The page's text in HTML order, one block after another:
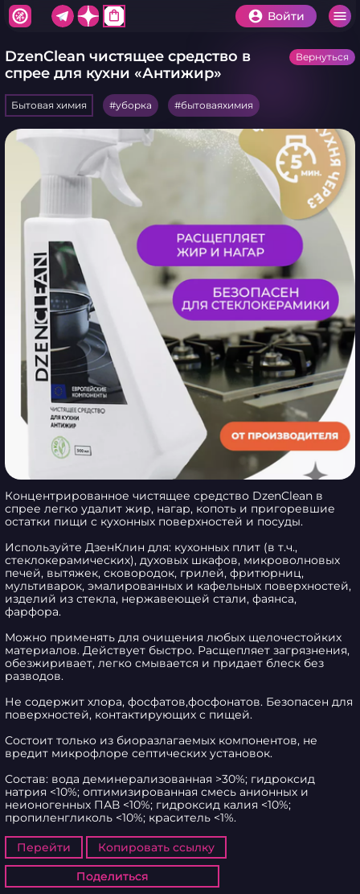
shopping_bag Войти
DzenClean чистящее средство в
спрее для кухни «Антижир»
Вернуться
Бытовая химия уборка бытоваяхимия
Концентрированное чистящее средство DzenClean в
спрее легко удалит жир, нагар, копоть и пригоревшие
остатки пищи с кухонных поверхностей и посуды.
Используйте ДзенКлин для: кухонных плит (в т.ч.,
стеклокерамических), духовых шкафов, микроволновых
печей, вытяжек, сковородок, грилей, фритюрниц,
мультиварок, эмалированных и кафельных поверхностей,
изделий из стекла, нержавеющей стали, фаянса,
фарфора.
Можно применять для очищения любых щелочестойких
материалов. Действует быстро. Расщепляет загрязнения,
обезжиривает, легко смывается и придает блеск без
разводов.
Не содержит хлора, фосфатов,фосфонатов. Безопасен для
поверхностей, контактирующих с пищей.
Состоит только из биоразлагаемых компонентов, не
вредит микрофлоре септических установок.
Состав: вода деминерализованная >30%; гидроксид
натрия <10%; оптимизированная смесь анионных и
неионогенных ПАВ <10%; гидроксид калия <10%;
пропиленгликоль <10%; краситель <1%.
Перейти
Копировать ссылку
Поделиться
Поделиться